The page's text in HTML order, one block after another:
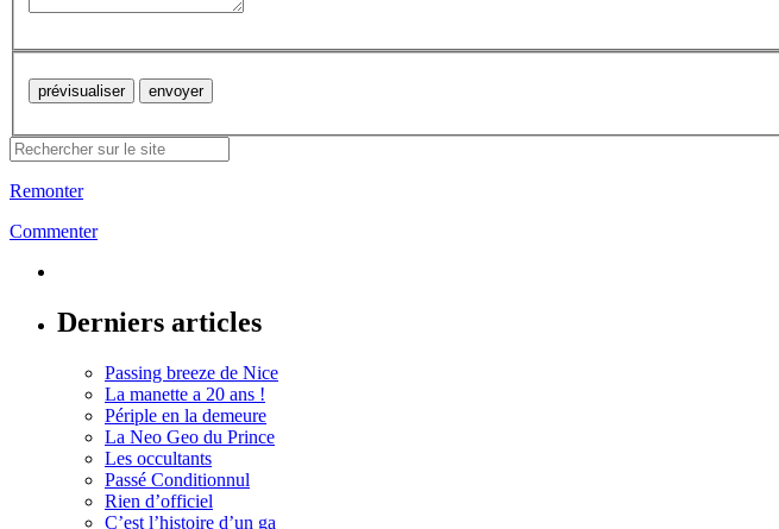
Remonter
Commenter
Derniers articles
Passing breeze de Nice
La manette a 20 ans !
Périple en la demeure
La Neo Geo du Prince
Les occultants
Passé Conditionnul
Rien d’officiel
C’est l’histoire d’un ga